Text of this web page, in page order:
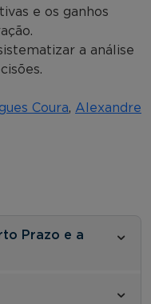
e os ganhos
a análise
Coura, Alexandre
Prazo e a